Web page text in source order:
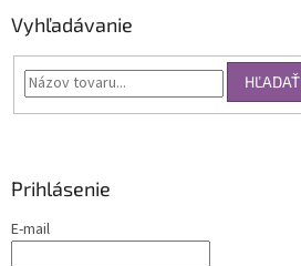
Vyhľadávanie
HĽADAŤ
Prihlásenie
E-mail